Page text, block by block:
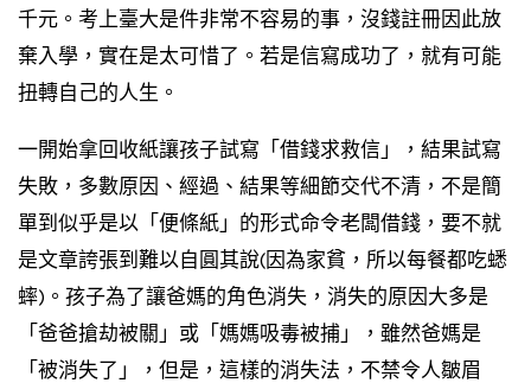
千元。考上臺大是件非常不容易的事，沒錢註冊因此放
棄入學，實在是太可惜了。若是信寫成功了，就有可能
扭轉自己的人生。
一開始拿回收紙讓孩子試寫「借錢求救信」，結果試寫
失敗，多數原因、經過、結果等細節交代不清，不是簡
單到似乎是以「便條紙」的形式命令老闆借錢，要不就
是文章誇張到難以自圓其說(因為家貧，所以每餐都吃蟋
蟀)。孩子為了讓爸媽的角色消失，消失的原因大多是
「爸爸搶劫被關」或「媽媽吸毒被捕」，雖然爸媽是
「被消失了」，但是，這樣的消失法，不禁令人皺眉